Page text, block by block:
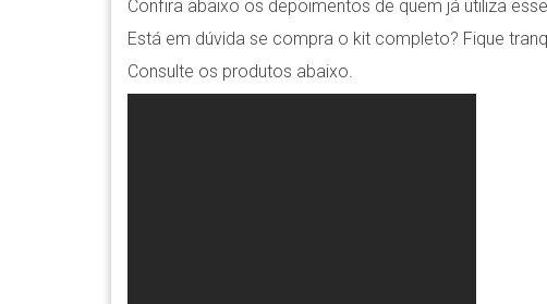
Confira abaixo os depoimentos de quem já utiliza
Está em dúvida se compra o kit completo? Fique
Consulte os produtos abaixo.